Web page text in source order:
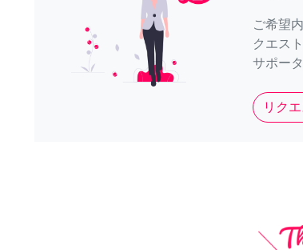
ご希望
クエス
サポー
リク